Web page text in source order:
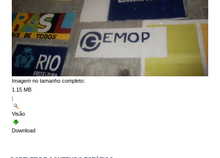
Imagem no tamanho completo:
1.15 MB
|
Visão
Download